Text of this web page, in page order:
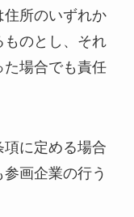
所のいずれか
ものとし、それ
た場合でも責任
項に定める場合
画企業の行う